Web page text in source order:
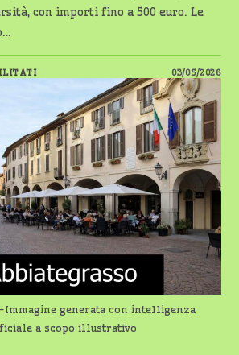
con importi fino a 500 euro. Le
SU
BORSE
STUDIO
PADRE
GIANCARLO
BOSSI:
AL
VIA
LA
TERZA
EDIZIONE
03/05/2026
Immagine generata con intelligenza
a scopo illustrativo